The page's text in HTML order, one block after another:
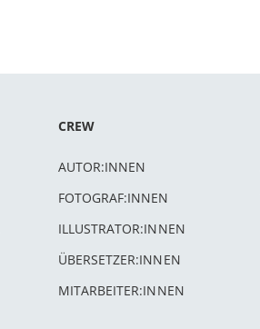
CREW
AUTOR:INNEN
FOTOGRAF:INNEN
ILLUSTRATOR:INNEN
ÜBERSETZER:INNEN
MITARBEITER:INNEN